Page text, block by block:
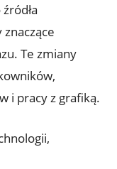
znaczące
Te zmiany
i pracy z grafiką.